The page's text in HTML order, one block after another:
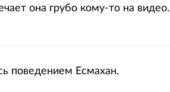
она грубо кому-то на видео.
поведением Есмахан.